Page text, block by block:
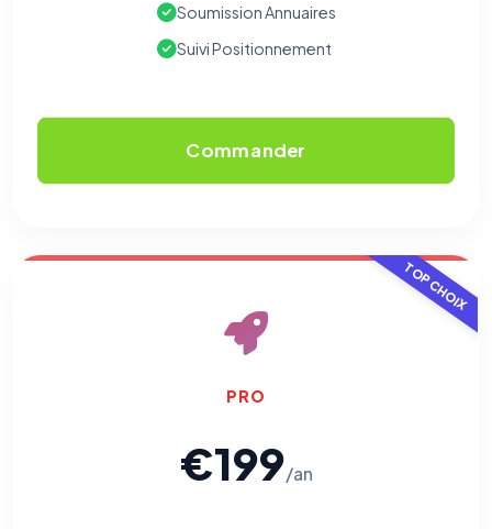
Soumission Annuaires
Suivi Positionnement
Commander
TOP CHOIX
PRO
€199/an